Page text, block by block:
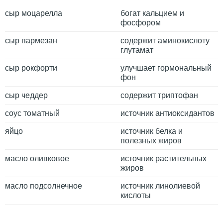
сыр моцарелла
богат кальцием и
фосфором
сыр пармезан
содержит аминокислоту
глутамат
сыр рокфорти
улучшает гормональный
фон
сыр чеддер содержит триптофан
соус томатный источник антиоксидантов
яйцо
источник белка и
полезных жиров
масло оливковое
источник растительных
жиров
масло подсолнечное
источник линолиевой
кислоты